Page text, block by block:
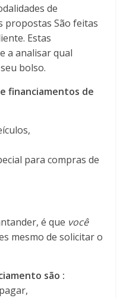
de
propostas São feitas
Estas
a analisar qual
bolso.
financiamentos de
para compras de
é que você
mesmo de solicitar o
são :